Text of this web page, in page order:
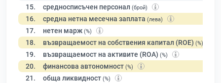
15. средносписъчен персонал (брой)
16. средна нетна месечна заплата (лева)
17. нетен марж (%)
18. възвращаемост на собствения капитал (ROE) (%)
19. възвращаемост на активите (ROA) (%)
20. финансова автономност (%)
21. обща ликвидност (%)